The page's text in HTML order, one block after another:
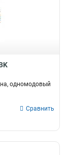
одномодовый
Сравнить